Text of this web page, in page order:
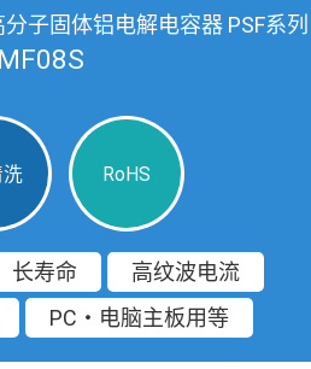
子固体铝电解电容器 PSF系列
RoHS
长寿命
高纹波电流
PC・电脑主板用等